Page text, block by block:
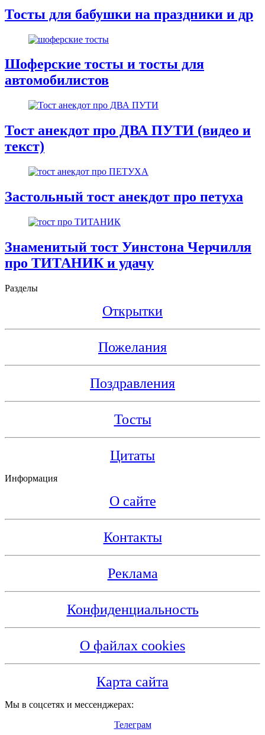
Тосты для бабушки на праздники и др
Шоферские тосты и тосты для
автомобилистов
Тост анекдот про ДВА ПУТИ (видео и
текст)
Застольный тост анекдот про петуха
Знаменитый тост Уинстона Черчилля
про ТИТАНИК и удачу
Разделы
Открытки
Пожелания
Поздравления
Тосты
Цитаты
Информация
О сайте
Контакты
Реклама
Конфиденциальность
О файлах cookies
Карта сайта
Мы в соцсетях и мессенджерах:
Телеграм